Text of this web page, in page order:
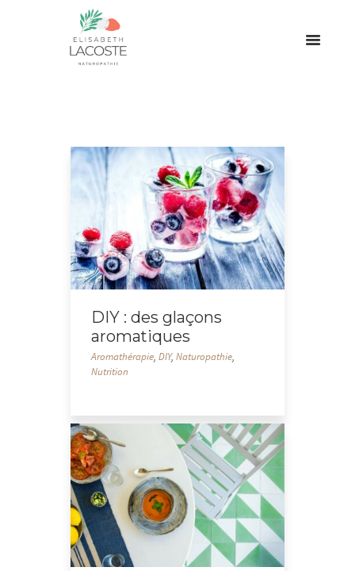
DIY : des glaçons
aromatiques
Aromathérapie,DIY,Naturopathie,
Nutrition